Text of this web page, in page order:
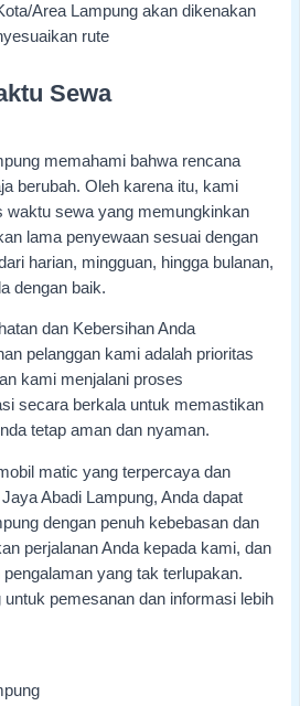
Area Lampung akan dikenakan
rute
Sewa
memahami bahwa rencana
berubah. Oleh karena itu, kami
waktu sewa yang memungkinkan
lama penyewaan sesuai dengan
harian, mingguan, hingga bulanan,
dengan baik.
dan Kebersihan Anda
pelanggan kami adalah prioritas
kami menjalani proses
secara berkala untuk memastikan
tetap aman dan nyaman.
matic yang terpercaya dan
Abadi Lampung, Anda dapat
dengan penuh kebebasan dan
perjalanan Anda kepada kami, dan
yang tak terlupakan.
pemesanan dan informasi lebih